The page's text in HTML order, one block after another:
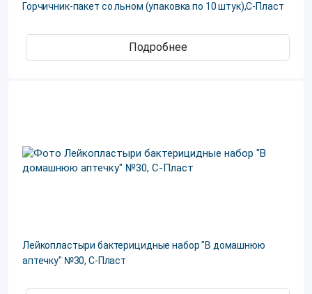
Горчичник-пакет со льном (упаковка по 10 штук),С-Пласт
Подробнее
Лейкопластыри бактерицидные набор "В домашнюю
аптечку" №30, С-Пласт